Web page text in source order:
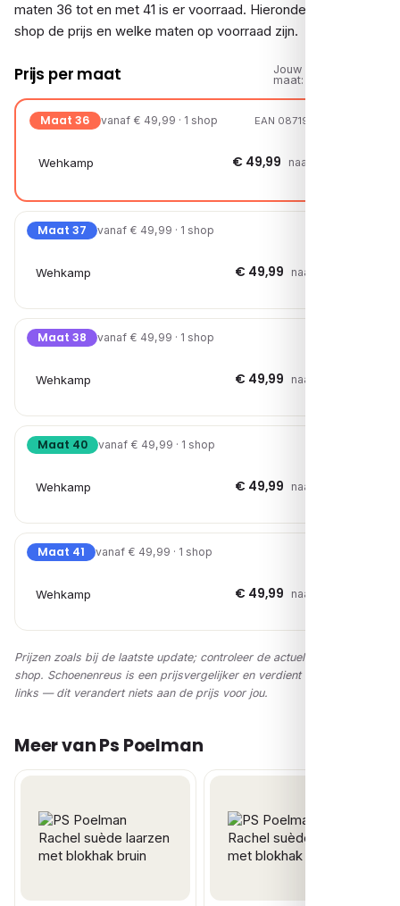
maten 36 tot en met 41 is er voorraad. Hieronder zie je per
shop de prijs en welke maten op voorraad zijn.
Prijs per maat
Jouw
maat:
Maat 36 vanaf € 49,99 · 1 shop EAN 08719294448796
Wehkamp € 49,99 naar shop →
Maat 37 vanaf € 49,99 · 1 shop
Wehkamp € 49,99 naar shop →
Maat 38 vanaf € 49,99 · 1 shop
Wehkamp € 49,99 naar shop →
Maat 40 vanaf € 49,99 · 1 shop
Wehkamp € 49,99 naar shop →
Maat 41 vanaf € 49,99 · 1 shop
Wehkamp € 49,99 naar shop →
Prijzen zoals bij de laatste update; controleer de actuele prijs in de
shop. Schoenenreus is een prijsvergelijker en verdient via affiliate-
links — dit verandert niets aan de prijs voor jou.
Meer van Ps Poelman